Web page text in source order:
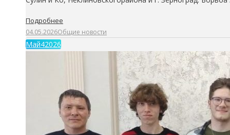
Подробнее
04.05.2026Общие новости
Май42026